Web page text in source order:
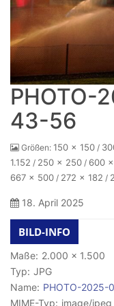
43-56
Größen: 150 × 150 /
1.152 / 250 × 250 / 600
667 × 500 / 272 × 182 /
18. April 2025
BILD-INFO
Maße: 2.000 × 1.500
Typ: JPG
Name: PHOTO-
MIME-Typ: image/jpeg